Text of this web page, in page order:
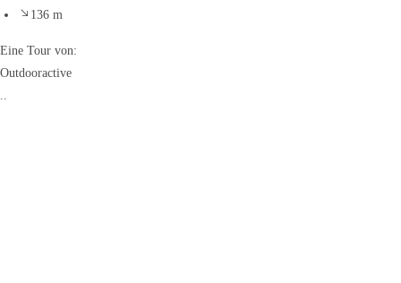
136 m
Eine Tour von:
Outdooractive
..